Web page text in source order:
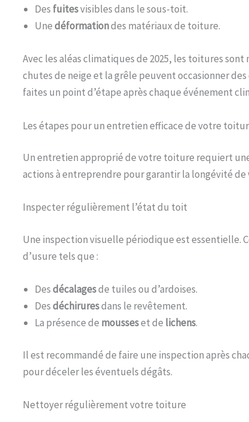
Des fuitesvisibles dans le sous-toit.
Unedéformationdes matériaux de toiture.
Avec les aléas climatiques de 2025, les toitures
chutes de neige et la grêle peuvent occasionner
faites un point d’étape après chaque événement
Les étapes pour un entretien efficace de votre
Un entretien approprié de votre toiture requiert
actions à entreprendre pour garantir la longévité
Inspecter régulièrement l’état du toit
Une inspection visuelle périodique est essentielle.
d’usure tels que :
Desdécalagesde tuiles ou d’ardoises.
Desdéchiruresdans le revêtement.
La présence de mousseset de lichens.
Il est recommandé de faire une inspection après
pour déceler les éventuels dégâts.
Nettoyer régulièrement votre toiture